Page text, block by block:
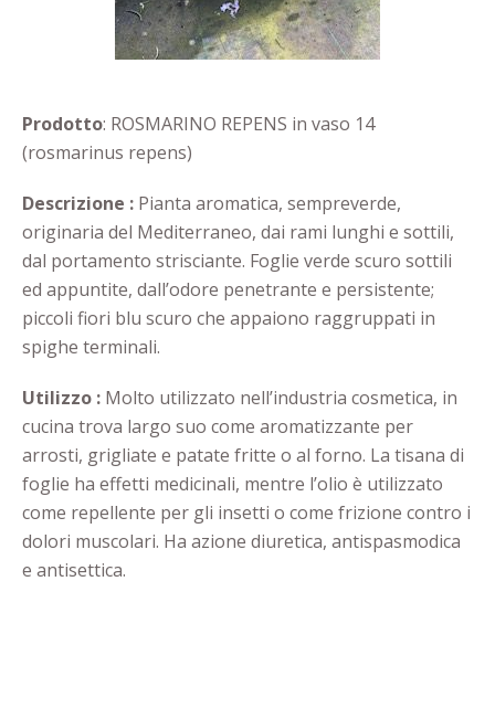
Prodotto: ROSMARINO REPENS in vaso 14
(rosmarinus repens)
Descrizione : Pianta aromatica, sempreverde,
originaria del Mediterraneo, dai rami lunghi e sottili,
dal portamento strisciante. Foglie verde scuro sottili
ed appuntite, dall’odore penetrante e persistente;
piccoli fiori blu scuro che appaiono raggruppati in
spighe terminali.
Utilizzo : Molto utilizzato nell’industria cosmetica, in
cucina trova largo suo come aromatizzante per
arrosti, grigliate e patate fritte o al forno. La tisana di
foglie ha effetti medicinali, mentre l’olio è utilizzato
come repellente per gli insetti o come frizione contro i
dolori muscolari. Ha azione diuretica, antispasmodica
e antisettica.